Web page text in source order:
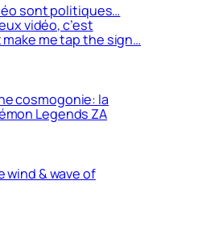
sont politiques…
vidéo, c’est
make me tap the sign…
cosmogonie: la
Legends ZA
& wave of